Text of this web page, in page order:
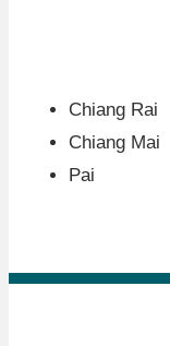
Chiang Rai
Chiang Mai
Pai